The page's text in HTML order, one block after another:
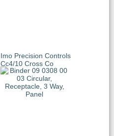
Imo Precision Controls
Cc4/10 Cross Co